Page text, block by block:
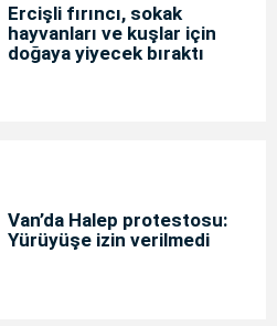
Ercişli fırıncı, sokak
hayvanları ve kuşlar için
doğaya yiyecek bıraktı
Van’da Halep protestosu:
Yürüyüşe izin verilmedi